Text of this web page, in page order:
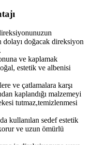
dolayı doğacak direksiyon
ve kaplamak
estetik ve albenisi
ve çatlamalara karşı
kaplandığı malzemeyi
tutmaz,temizlenmesi
kullanılan sedef estetik
ve uzun ömürlü